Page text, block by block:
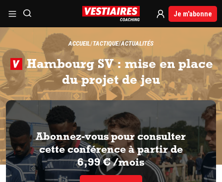
Je m'abonne
ACCUEIL TACTIQUE ACTUALITÉS
Hambourg SV : mise en place
du projet de jeu
Abonnez-vous pour consulter
cette conférence à partir de
6,99 € /mois